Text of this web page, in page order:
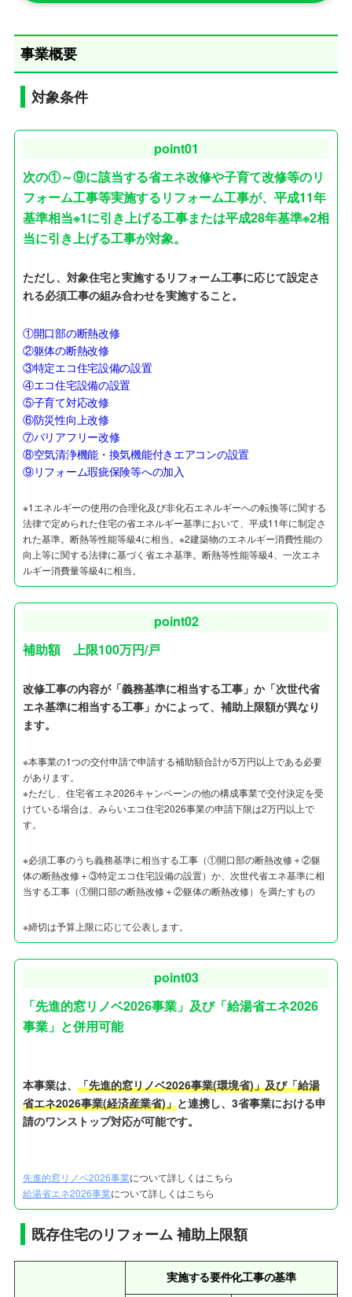
事業概要
対象条件
point01
次の①～⑨に該当する省エネ改修や子育て改修等のリ
フォーム工事等実施するリフォーム工事が、平成11年
基準相当※1に引き上げる工事または平成28年基準※2相
当に引き上げる工事が対象。
ただし、対象住宅と実施するリフォーム工事に応じて設定さ
れる必須工事の組み合わせを実施すること。
①開口部の断熱改修
②躯体の断熱改修
③特定エコ住宅設備の設置
④エコ住宅設備の設置
⑤子育て対応改修
⑥防災性向上改修
⑦バリアフリー改修
⑧空気清浄機能・換気機能付きエアコンの設置
⑨リフォーム瑕疵保険等への加入
※1エネルギーの使用の合理化及び非化石エネルギーへの転換等に関する
法律で定められた住宅の省エネルギー基準において、平成11年に制定さ
れた基準。断熱等性能等級4に相当。※2建築物のエネルギー消費性能の
向上等に関する法律に基づく省エネ基準。断熱等性能等級4、一次エネ
ルギー消費量等級4に相当。
point02
補助額 上限100万円/戸
改修工事の内容が「義務基準に相当する工事」か「次世代省
エネ基準に相当する工事」かによって、補助上限額が異なり
ます。
※本事業の1つの交付申請で申請する補助額合計が5万円以上である必要
があります。
※ただし、住宅省エネ2026キャンペーンの他の構成事業で交付決定を受
けている場合は、みらいエコ住宅2026事業の申請下限は2万円以上で
す。
※必須工事のうち義務基準に相当する工事（①開口部の断熱改修＋②躯
体の断熱改修＋③特定エコ住宅設備の設置）か、次世代省エネ基準に相
当する工事（①開口部の断熱改修＋②躯体の断熱改修）を満たすもの
※締切は予算上限に応じて公表します。
point03
「先進的窓リノベ2026事業」及び「給湯省エネ2026
事業」と併用可能
本事業は、 「先進的窓リノベ2026事業(環境省)」及び「給湯
省エネ2026事業(経済産業省)」と連携し、3省事業における申
請のワンストップ対応が可能です。
先進的窓リノベ2026事業について詳しくはこちら
給湯省エネ2026事業について詳しくはこちら
既存住宅のリフォーム 補助上限額
実施する要件化工事の基準